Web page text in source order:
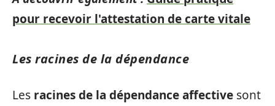
pour recevoir l'attestation de carte vitale
Les racines de la dépendance
Les racines de la dépendance affective sont